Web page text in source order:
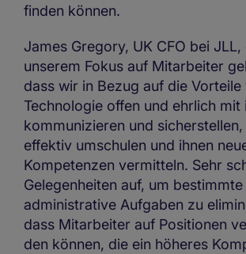
finden können.
James Gregory, UK CFO bei JLL,
unserem Fokus auf Mitarbeiter
dass wir in Bezug auf die Vorteile
Technologie offen und ehrlich mit
kommunizieren und
effektiv umschulen und ihnen
Kompetenzen vermitteln. Sehr
Gelegenheiten auf, um bestimmte
administrative Aufgaben zu
dass Mitarbeiter auf Positionen
den können, die ein höheres